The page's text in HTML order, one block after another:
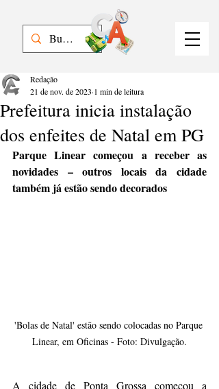
Prefeitura inicia instalação
dos enfeites de Natal em PG
Redação
21 de nov. de 2023 1 min de leitura
Parque Linear começou a receber as
novidades – outros locais da cidade
também já estão sendo decorados
'Bolas de Natal' estão sendo colocadas no Parque
Linear, em Oficinas - Foto: Divulgação.
A cidade de Ponta Grossa começou a